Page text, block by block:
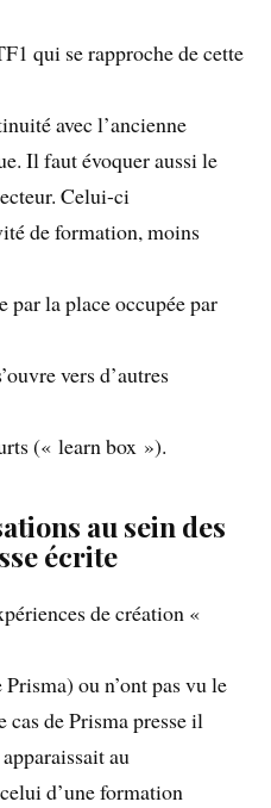
qui se rapproche de cette
avec l’ancienne
Il faut évoquer aussi le
Celui-ci
de formation, moins
la place occupée par
vers d’autres
(« learn box »).
au sein des
écrite
de création «
ou n’ont pas vu le
de Prisma presse il
au
d’une formation